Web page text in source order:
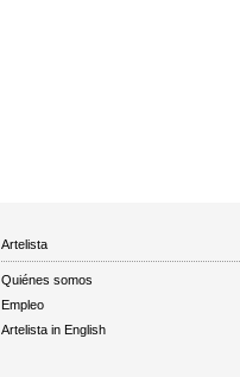
Artelista
Quiénes somos
Empleo
Artelista in English